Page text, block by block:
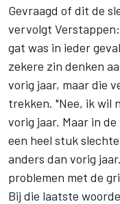
Gevraagd of dit de
vervolgt
gat was in ieder
zekere zin denken
vorig jaar, maar die
trekken. "Nee, ik wil
vorig jaar. Maar in
een heel stuk
anders dan vorig
problemen met de
Bij die laatste